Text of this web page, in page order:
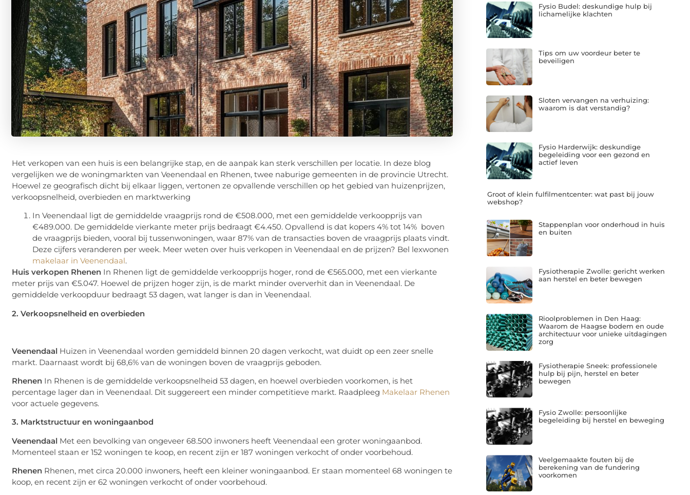
Het verkopen van een huis is een belangrijke stap, en de aanpak kan sterk verschillen per locatie. In deze blog
vergelijken we de woningmarkten van Veenendaal en Rhenen, twee naburige gemeenten in de provincie Utrecht.
Hoewel ze geografisch dicht bij elkaar liggen, vertonen ze opvallende verschillen op het gebied van huizenprijzen,
verkoopsnelheid, overbieden en marktwerking
In Veenendaal ligt de gemiddelde vraagprijs rond de €508.000, met een gemiddelde verkoopprijs van
€489.000. De gemiddelde vierkante meter prijs bedraagt €4.450. Opvallend is dat kopers 4% tot 14% boven
de vraagprijs bieden, vooral bij tussenwoningen, waar 87% van de transacties boven de vraagprijs plaats vindt.
Deze cijfers veranderen per week. Meer weten over huis verkopen in Veenendaal en de prijzen? Bel lexwonen
makelaar in Veenendaal.
Huis verkopen Rhenen In Rhenen ligt de gemiddelde verkoopprijs hoger, rond de €565.000, met een vierkante
meter prijs van €5.047. Hoewel de prijzen hoger zijn, is de markt minder oververhit dan in Veenendaal. De
gemiddelde verkoopduur bedraagt 53 dagen, wat langer is dan in Veenendaal.
2. Verkoopsnelheid en overbieden
Veenendaal Huizen in Veenendaal worden gemiddeld binnen 20 dagen verkocht, wat duidt op een zeer snelle
markt. Daarnaast wordt bij 68,6% van de woningen boven de vraagprijs geboden.
Rhenen In Rhenen is de gemiddelde verkoopsnelheid 53 dagen, en hoewel overbieden voorkomen, is het
percentage lager dan in Veenendaal. Dit suggereert een minder competitieve markt. Raadpleeg Makelaar Rhenen
voor actuele gegevens.
3. Marktstructuur en woningaanbod
Veenendaal Met een bevolking van ongeveer 68.500 inwoners heeft Veenendaal een groter woningaanbod.
Momenteel staan er 152 woningen te koop, en recent zijn er 187 woningen verkocht of onder voorbehoud.
Rhenen Rhenen, met circa 20.000 inwoners, heeft een kleiner woningaanbod. Er staan momenteel 68 woningen te
koop, en recent zijn er 62 woningen verkocht of onder voorbehoud.
Fysio Budel: deskundige hulp bij
lichamelijke klachten
Tips om uw voordeur beter te
beveiligen
Sloten vervangen na verhuizing:
waarom is dat verstandig?
Fysio Harderwijk: deskundige
begeleiding voor een gezond en
actief leven
Groot of klein fulfilmentcenter: wat past bij jouw
webshop?
Stappenplan voor onderhoud in huis
en buiten
Fysiotherapie Zwolle: gericht werken
aan herstel en beter bewegen
Rioolproblemen in Den Haag:
Waarom de Haagse bodem en oude
architectuur voor unieke uitdagingen
zorg
Fysiotherapie Sneek: professionele
hulp bij pijn, herstel en beter
bewegen
Fysio Zwolle: persoonlijke
begeleiding bij herstel en beweging
Veelgemaakte fouten bij de
berekening van de fundering
voorkomen